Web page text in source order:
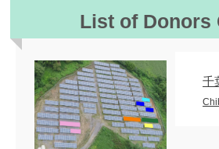
List of Donors
千